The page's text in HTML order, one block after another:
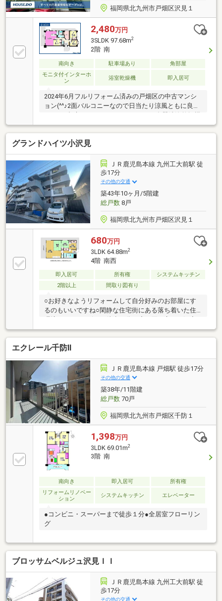
福岡県北九州市戸畑区沢見１
2,480万円
3SLDK 97.68m2
2階 南
南向き 駐車場あり
角部屋
モニタ付インターホ
ン
浴室乾燥機 即入居可
2024年6月フルリフォーム済みの戸畑区の中古マンシ
ョン(^^♪2面バルコニーなので日当たり涼風ともに良好
●床暖房 ●2面バルコニー ●IHクッキングヒーター●JR
鹿児島本線 九州工大前駅 徒歩14分 約1157ｍ●西鉄バ
ス【沢見1丁目】停 徒歩6分 約463ｍ●あやめが丘小学
校 徒歩7分 約519ｍ●飛幡中学校 徒歩5分 約351ｍ●マル
ショク千防店 徒歩9分 約678ｍ●ミニストップ戸畑天籟
寺店 徒歩6分 約466ｍ
グランドハイツ小沢見
ＪＲ鹿児島本線 九州工大前駅 徒
歩17分
その他の交通
築43年10ヶ月/5階建
総戸数8戸
福岡県北九州市戸畑区沢見１
680万円
3LDK 64.88m2
4階 南西
即入居可 所有権
システムキッチン
2階以上
間取り図有り
○お好きなようリフォームして自分好みのお部屋にす
るのもいいですね○閑静な住宅街にある落ち着いた住
環境です○コンビニが徒歩２分程度と買い忘れや深夜
のお買い物にとっても便利！○小学校は徒歩９分です
☆毎日の通学に便利ですね【当社自慢のワンストップ
サービス】・当社在籍スタッフはリフォーム、ローン
に関するエキスパート！・物件購入+リフォーム費用
もまとめてお見積り♪・住み替え先を探しながら、ご
自宅の売却が並行して行えます！・もちろん査定も無
料です♪【ライフスタイルに合わせた物件探し】・土
日祝/18時以降/1件～複数件のご内覧も大歓迎・ご自宅
等への送迎も可能です！
エクレール千防Ⅱ
ＪＲ鹿児島本線 戸畑駅 徒歩17分
その他の交通
築38年/11階建
総戸数70戸
福岡県北九州市戸畑区千防１
1,398万円
3LDK 69.01m2
3階 南
南向き 即入居可
所有権
リフォームリノベー
ション
システムキッチン エレベーター
●コンビニ・スーパーまで徒歩１分●全居室フローリン
グ
ブロッサムベルジュ沢見ＩＩ
ＪＲ鹿児島本線 九州工大前駅 徒
歩17分
その他の交通